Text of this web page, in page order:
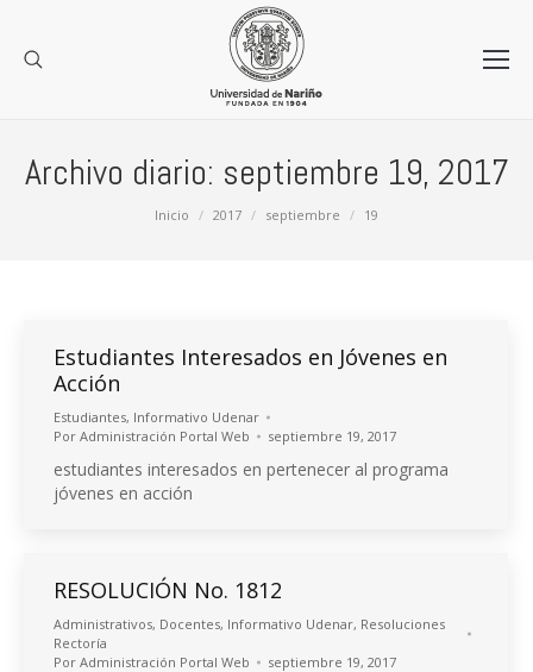
Archivo diario: septiembre 19, 2017
Inicio 2017 septiembre 19
Estudiantes Interesados en Jóvenes en
Acción
Estudiantes, Informativo Udenar
Por Administración Portal Web septiembre 19, 2017
estudiantes interesados en pertenecer al programa
jóvenes en acción
RESOLUCIÓN No. 1812
Administrativos, Docentes, Informativo Udenar, Resoluciones
Rectoría
Por Administración Portal Web septiembre 19, 2017